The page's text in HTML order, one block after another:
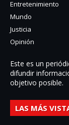
Entretenimiento
Mundo
Justicia
Opinión
Este es un
difundir
objetivo posible.
LAS MÁS